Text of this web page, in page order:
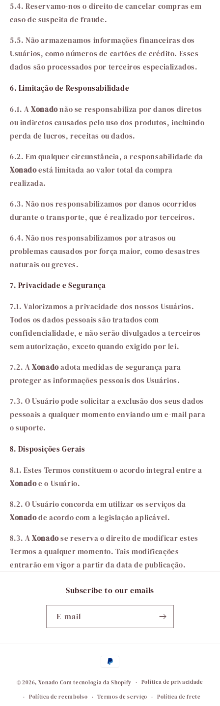
5.4. Reservamo-nos o direito de cancelar compras em
caso de suspeita de fraude.
5.5. Não armazenamos informações financeiras dos
Usuários, como números de cartões de crédito. Esses
dados são processados por terceiros especializados.
6. Limitação de Responsabilidade
6.1. AXonadonão se responsabiliza por danos diretos
ou indiretos causados pelo uso dos produtos, incluindo
perda de lucros, receitas ou dados.
6.2. Em qualquer circunstância, a responsabilidade da
Xonadoestá limitada ao valor total da compra
realizada.
6.3. Não nos responsabilizamos por danos ocorridos
durante o transporte, que é realizado por terceiros.
6.4. Não nos responsabilizamos por atrasos ou
problemas causados por força maior, como desastres
naturais ou greves.
7. Privacidade e Segurança
7.1. Valorizamos a privacidade dos nossos Usuários.
Todos os dados pessoais são tratados com
confidencialidade, e não serão divulgados a terceiros
sem autorização, exceto quando exigido por lei.
7.2. AXonadoadota medidas de segurança para
proteger as informações pessoais dos Usuários.
7.3. O Usuário pode solicitar a exclusão dos seus dados
pessoais a qualquer momento enviando um e-mail para
o suporte.
8. Disposições Gerais
8.1. Estes Termos constituem o acordo integral entre a
Xonadoe o Usuário.
8.2. O Usuário concorda em utilizar os serviços da
Xonadode acordo com a legislação aplicável.
8.3. AXonadose reserva o direito de modificar estes
Termos a qualquer momento. Tais modificações
entrarão em vigor a partir da data de publicação.
Subscribe to our emails
E-mail
Formas
pagamento
© 2026, Xonado Com tecnologia da Shopify
Política de privacidade
Política de reembolso
Termos de serviço Política de frete